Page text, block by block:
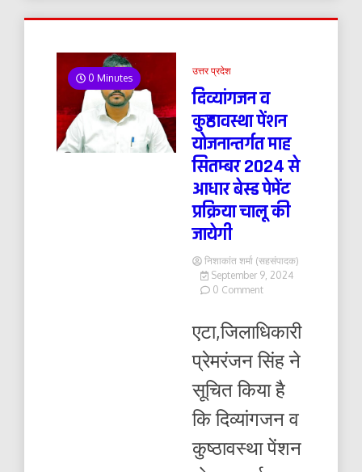
0 Minutes
उत्तर प्रदेश
दिव्यांगजन व
कुष्ठावस्था पेंशन
योजनान्तर्गत माह
सितम्बर 2024 से
आधार बेस्ड पेमेंट
प्रक्रिया चालू की
जायेगी
निशाकांत शर्मा (सहसंपादक)
September 9, 2024
0 Commenton
कुष्ठावस्था
योजनान्तर्गत
सितम्बर
से
आधार
बेस्ड
पेमेंट
एटा,जिलाधिकारी
प्रेमरंजन सिंह ने
सूचित किया है
कि दिव्यांगजन व
कुष्ठावस्था पेंशन